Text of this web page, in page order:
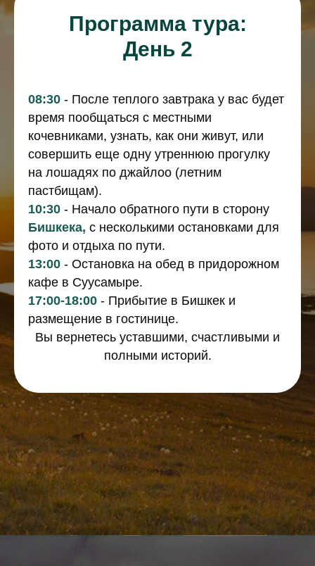
Программа тура:
День 2
08:30 - После теплого завтрака у вас будет
время пообщаться с местными
кочевниками, узнать, как они живут, или
совершить еще одну утреннюю прогулку
на лошадях по джайлоо (летним
пастбищам).
10:30 - Начало обратного пути в сторону
Бишкека, с несколькими остановками для
фото и отдыха по пути.
13:00 - Остановка на обед в придорожном
кафе в Суусамыре.
17:00-18:00 - Прибытие в Бишкек и
размещение в гостинице.
Вы вернетесь уставшими, счастливыми и
полными историй.